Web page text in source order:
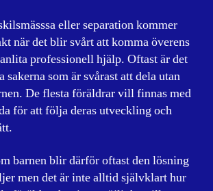
eller separation kommer
när det blir svårt att komma överens
professionell hjälp. Oftast är det
sakerna som är svårast att dela utan
De flesta föräldrar vill finnas med
för att följa deras utveckling och
barnen blir därför oftast den lösning
men det är inte alltid självklart hur